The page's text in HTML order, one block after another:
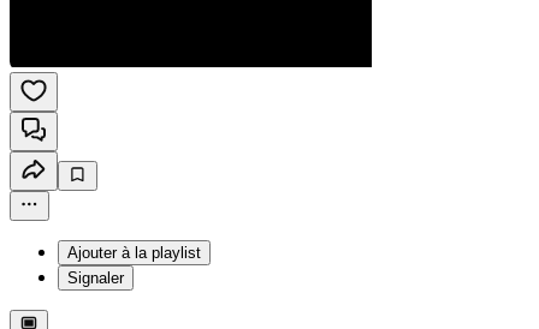
Ajouter à la playlist
Signaler